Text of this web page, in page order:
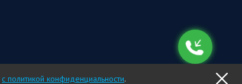
с политикой конфиденциальности.